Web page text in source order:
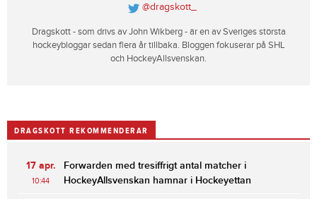
@dragskott_
Dragskott - som drivs av John Wikberg - är en av Sveriges största
hockeybloggar sedan flera år tillbaka. Bloggen fokuserar på SHL
och HockeyAllsvenskan.
DRAGSKOTT REKOMMENDERAR
17 apr.
10:44
Forwarden med tresiffrigt antal matcher i
HockeyAllsvenskan hamnar i Hockeyettan